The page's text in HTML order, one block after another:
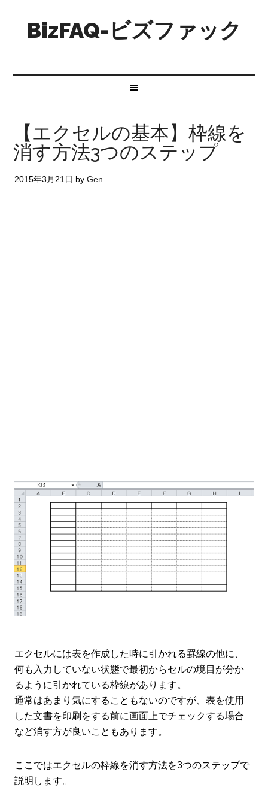
BizFAQ-ビズファック
【エクセルの基本】枠線を
消す方法3つのステップ
2015年3月21日 byGen
エクセルには表を作成した時に引かれる罫線の他に、
何も入力していない状態で最初からセルの境目が分か
るように引かれている枠線があります。
通常はあまり気にすることもないのですが、表を使用
した文書を印刷をする前に画面上でチェックする場合
など消す方が良いこともあります。
ここではエクセルの枠線を消す方法を3つのステップで
説明します。